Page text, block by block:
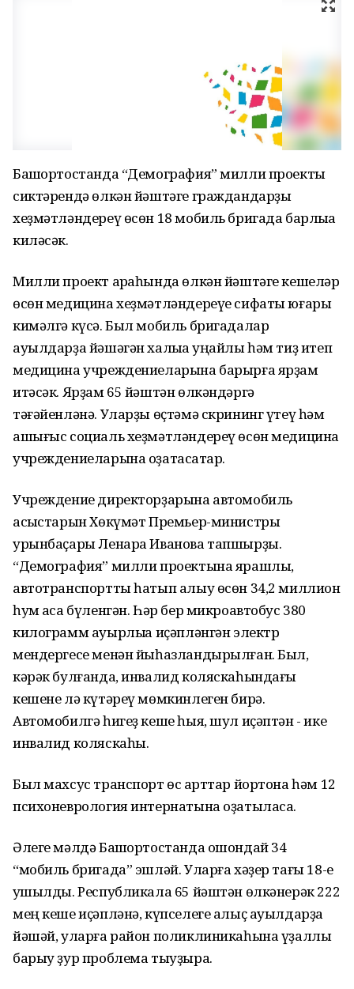
Башҡортостанда “Демография” милли проекты
сиктәрендә өлкән йәштәге граждандарҙы
хеҙмәтләндереү өсөн 18 мобиль бригада барлыҡҡа
киләсәк.
Милли проект арҡаһында өлкән йәштәге кешеләр
өсөн медицина хеҙмәтләндереүе сифаты юғары
кимәлгә күсә. Был мобиль бригадалар
ауылдарҙа йәшәгән халыҡҡа уңайлы һәм тиҙ итеп
медицина учреждениеларына барырға ярҙам
итәсәк. Ярҙам 65 йәштән өлкәндәргә
тәғәйенләнә. Уларҙы өҫтәмә скрининг үтеү һәм
ашығыс социаль хеҙмәтләндереү өсөн медицина
учреждениеларына оҙатасаҡтар.
Учреждение директорҙарына автомобиль
асҡыстарын Хөкүмәт Премьер-министры
урынбаҫары Ленара Иванова тапшырҙы.
“Демография” милли проектына ярашлы,
автотранспортты һатып алыу өсөн 34,2 миллион
һум аҡса бүленгән. Һәр бер микроавтобус 380
килограмм ауырлыҡҡа иҫәпләнгән электр
мендергесе менән йыһазландырылған. Был,
кәрәк булғанда, инвалид коляскаһындағы
кешене лә күтәреү мөмкинлеген бирә.
Автомобилгә һигеҙ кеше һыя, шул иҫәптән - ике
инвалид коляскаһы.
Был махсус транспорт өс ҡарттар йортона һәм 12
психоневрология интернатына оҙатыласаҡ.
Әлеге мәлдә Башҡортостанда ошондай 34
“мобиль бригада” эшләй. Уларға хәҙер тағы 18-е
ҡушылды. Республикала 65 йәштән өлкәнерәк 222
мең кеше иҫәпләнә, күпселеге алыҫ ауылдарҙа
йәшәй, уларға район поликлиникаһына үҙаллы
барыу ҙур проблема тыуҙыра.